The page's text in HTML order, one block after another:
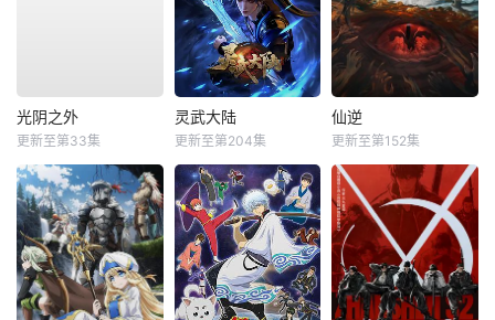
光阴之外
更新至第33集
灵武大陆
更新至第204集
仙逆
更新至第152集